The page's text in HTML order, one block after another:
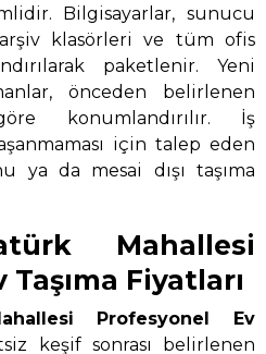
Bilgisayarlar, sunucu
arşiv klasörleri ve tüm ofis
paketlenir. Yeni
önceden belirlenen
konumlandırılır. İş
için talep eden
ya da mesai dışı taşıma
Mahallesi
Fiyatları
Profesyonel Ev
keşif sonrası belirlenen